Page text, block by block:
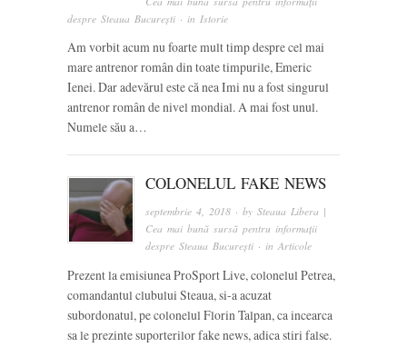
despre Steaua București · in Istorie
Am vorbit acum nu foarte mult timp despre cel mai
mare antrenor român din toate timpurile, Emeric
Ienei. Dar adevărul este că nea Imi nu a fost singurul
antrenor român de nivel mondial. A mai fost unul.
Numele său a…
COLONELUL FAKE NEWS
septembrie 4, 2018 · bySteaua Libera |
Cea mai bună sursă pentru informații
despre Steaua București · inArticole
Prezent la emisiunea ProSport Live, colonelul Petrea,
comandantul clubului Steaua, si-a acuzat
subordonatul, pe colonelul Florin Talpan, ca incearca
sa le prezinte suporterilor fake news, adica stiri false.